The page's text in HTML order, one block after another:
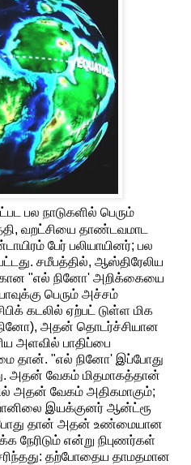
பல நாடுகளில் பெரும்
வறட்சியை தாண்டவமாட
பேர் பலியாயினர்; பல
சமீபத்தில், ஆஸ்திரேலிய
"எல் நினோ' அறிக்கையை
பெரும் அச்சம்
கடலில் ஏற்பட் டுள்ள மிக
அதன் தொடர்ச்சியான
அளவில் பாதிப்பை
தான். "எல் நினோ' இப்போது
அதன் வேகம் மிதமாகத்தான்
அதன் வேகம் அதிகமாகும்;
வானிலை இயக்குனர் ஆன்ட்ரூ
தான் அதன் உண்மையான
நேரிடும் என்று நிபுணர்கள்
தற்போதைய தாமதமான